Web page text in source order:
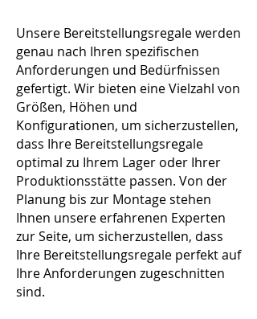
Unsere Bereitstellungsregale werden
genau nach Ihren spezifischen
Anforderungen und Bedürfnissen
gefertigt. Wir bieten eine Vielzahl von
Größen, Höhen und
Konfigurationen, um sicherzustellen,
dass Ihre Bereitstellungsregale
optimal zu Ihrem Lager oder Ihrer
Produktionsstätte passen. Von der
Planung bis zur Montage stehen
Ihnen unsere erfahrenen Experten
zur Seite, um sicherzustellen, dass
Ihre Bereitstellungsregale perfekt auf
Ihre Anforderungen zugeschnitten
sind.